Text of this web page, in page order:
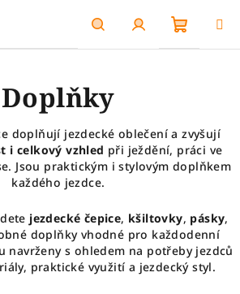
HledatPřihlášení
Doplňky
doplňují jezdecké oblečení a zvyšují
i celkový vzhled při ježdění, práci ve
Jsou praktickým i stylovým doplňkem
každého jezdce.
jezdecké čepice, kšiltovky, pásky,
doplňky vhodné pro každodenní
navrženy s ohledem na potřeby jezdců
praktické využití a jezdecký styl.